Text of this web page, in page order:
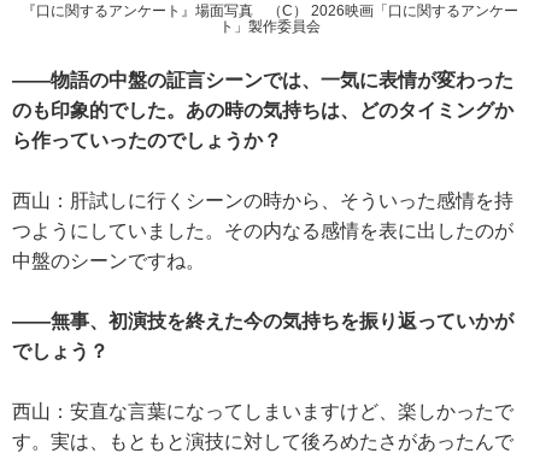
『口に関するアンケート』場面写真 （C） 2026映画「口に関するアンケー
ト」製作委員会
――物語の中盤の証言シーンでは、一気に表情が変わった
のも印象的でした。あの時の気持ちは、どのタイミングか
ら作っていったのでしょうか？
西山：肝試しに行くシーンの時から、そういった感情を持
つようにしていました。その内なる感情を表に出したのが
中盤のシーンですね。
――無事、初演技を終えた今の気持ちを振り返っていかが
でしょう？
西山：安直な言葉になってしまいますけど、楽しかったで
す。実は、もともと演技に対して後ろめたさがあったんで